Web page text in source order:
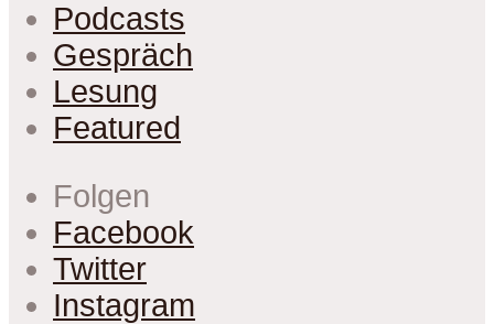
Podcasts
Gespräch
Lesung
Featured
Folgen
Facebook
Twitter
Instagram